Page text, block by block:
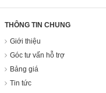
THÔNG TIN CHUNG
Giới thiệu
Góc tư vấn hỗ trợ
Bảng giá
Tin tức